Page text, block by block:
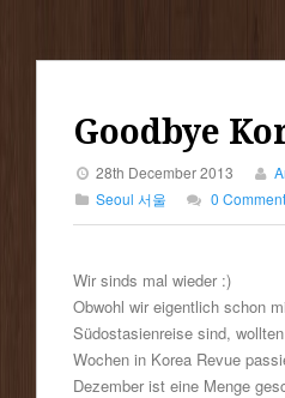
Goodbye
28th December 2013
Seoul 서울
0
Wir sinds mal wieder :)
Obwohl wir eigentlich schon
Südostasienreise sind,
Wochen in Korea Revue
Dezember ist eine Menge